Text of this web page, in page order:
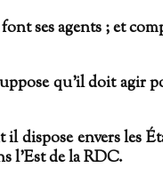
ses agents ; et
qu’il doit agir
dispose envers les
l’Est de la RDC.